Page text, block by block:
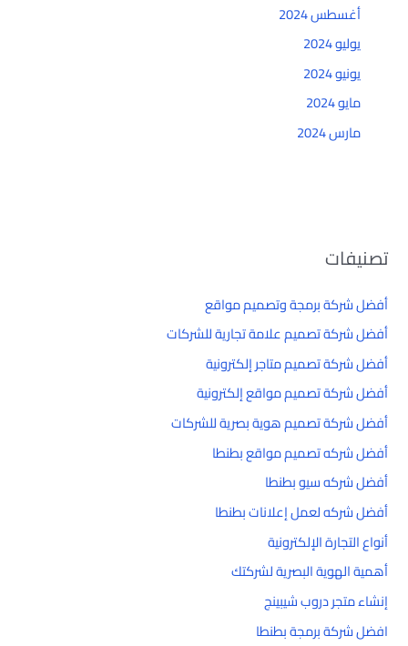
أغسطس 2024
يوليو 2024
يونيو 2024
مايو 2024
مارس 2024
تصنيفات
أفضل شركة برمجة وتصميم مواقع
أفضل شركة تصميم علامة تجارية للشركات
أفضل شركة تصميم متاجر إلكترونية
أفضل شركة تصميم مواقع إلكترونية
أفضل شركة تصميم هوية بصرية للشركات
أفضل شركه تصميم مواقع بطنطا
أفضل شركه سيو بطنطا
أفضل شركه لعمل إعلانات بطنطا
أنواع التجارة الإلكترونية
أهمية الهوية البصرية لشركتك
إنشاء متجر دروب شيبينج
افضل شركة برمجة بطنطا